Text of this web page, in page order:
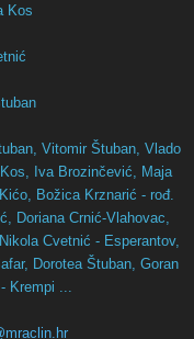
Kos
Vitomir Štuban, Vlado
Iva Brozinčević,
Maja
Božica Krznarić - rođ.
Doriana Crnić-Vlahovac,
Nikola Cvetnić - Esperantov,
Dorotea Štuban, Goran
Krempi ...